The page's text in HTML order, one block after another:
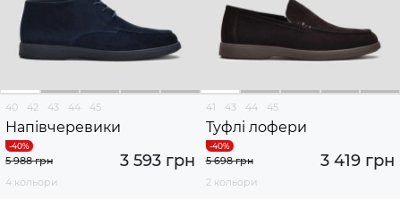
40 42 43 44 45
Напівчеревики
3 593 грн
5 988 грн
4 кольори
41 43 44 45
Туфлі лофери
3 419 грн
5 698 грн
2 кольори